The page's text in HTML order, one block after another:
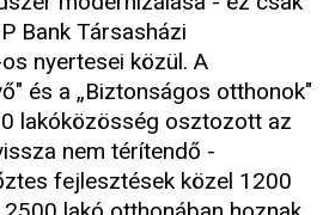
Bank Társasházi
nyertesei közül. A
és a „Biztonságos otthonok"
lakóközösség osztozott az
nem térítendő -
fejlesztések közel 1200